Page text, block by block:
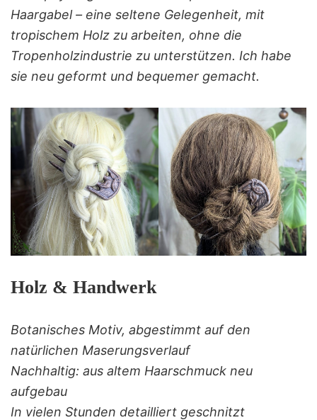
Haargabel – eine seltene Gelegenheit, mit
tropischem Holz zu arbeiten, ohne die
Tropenholzindustrie zu unterstützen. Ich habe
sie neu geformt und bequemer gemacht.
Holz & Handwerk
Botanisches Motiv, abgestimmt auf den
natürlichen Maserungsverlauf
Nachhaltig: aus altem Haarschmuck neu
aufgebau
In vielen Stunden detailliert geschnitzt